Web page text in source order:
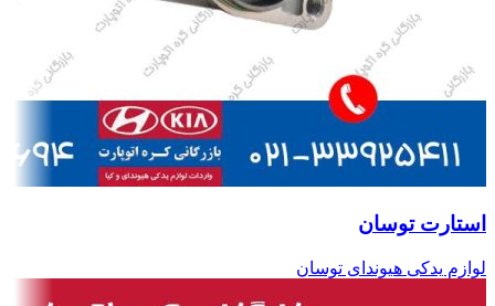
استارت توسان
لوازم یدکی هیوندای توسان